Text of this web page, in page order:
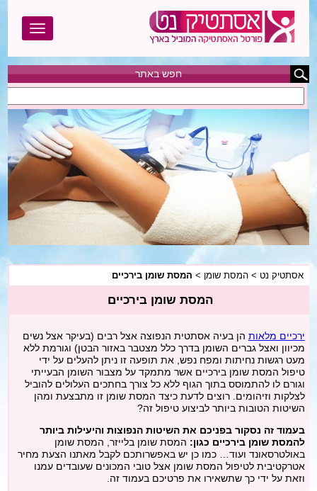
אסתטיק נט
בוטוקס
בודי טייט
הגדלת חזה
הצרת היקפים
המסת שומן
מתיחת צוואר
פילינג
הסרת משקפיים בלייזר
כללי
בלוג
חפש באתר
אסתטיק נט >המסת שומן > המסת שומן בירכיים
המסת שומן בירכיים
ירכיים מלאות הן בעיה אסתטית הנפוצה אצל רבים (בעיקר אצל נשים
מכיוון ואצל גברים השומן בדרך כלל מצטבר באזור הבטן) וגורמת ללא
מעט רגשות נחיתות ומפח נפש, את תופעה זו ניתן להעלים על ידי
טיפול המסת שומן בירכיים אשר מתמקד על מצבור השומן הבעייתי
וגורם לו להתמוסס בתוך הגוף ללא כל צורך בחתכים העלולים להוביל
לצלקות וזיהומים. רוצים לדעת כיצד המסת שומן זו מתבצעת ומהן
השיטות הטובות ביותר לביצוע טיפול זה?
בעמוד זה נסקור בפניכם את השיטות הנפוצות והיעילות ביותר
להמסת שומן בירכיים כגון: המסת שומן בלייזר, המסת שומן
באולטרסאונד ועוד… כמו כן יש באפשרותכם לקבל מאתנו הצעת מחיר
אטרקטיבית לטיפול המסת שומן אצל טובי המכונים שעובדים עמנו
וזאת על ידי כך שתשאירו את פרטיכם בעמוד זה.